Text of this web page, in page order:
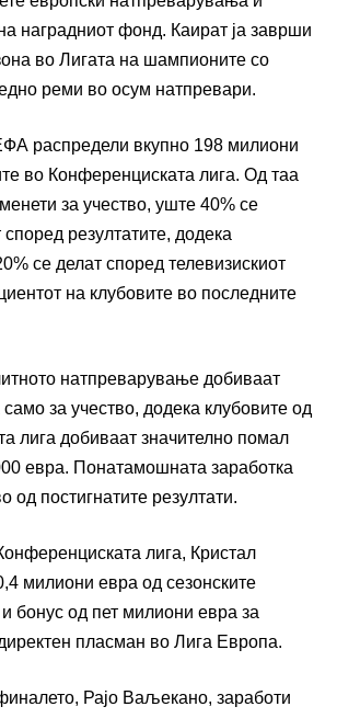
наградниот фонд. Каират ја заврши
во Лигата на шампионите со
реми во осум натпревари.
распредели вкупно 198 милиони
во Конференциската лига. Од таа
за учество, уште 40% се
резултатите, додека
се делат според телевизискиот
на клубовите во последните
натпреварување добиваат
за учество, додека клубовите од
лига добиваат значително помал
евра. Понатамошната заработка
од постигнатите резултати.
лига, Кристал
милиони евра од сезонските
бонус од пет милиони евра за
пласман во Лига Европа.
Рајо Ваљекано, заработи